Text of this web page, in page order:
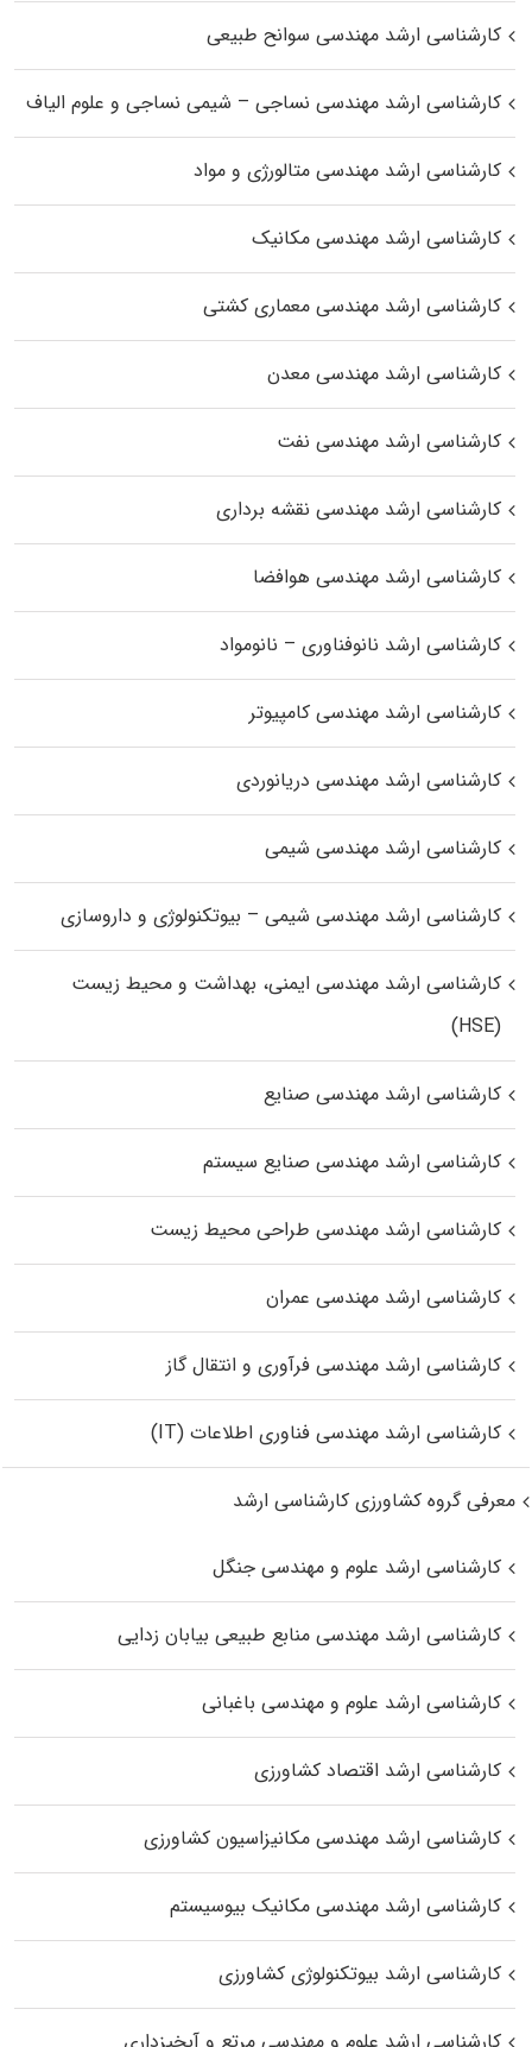
کارشناسی ارشد مهندسی سوانح طبیعی
کارشناسی ارشد مهندسی نساجی – شیمی نساجی و علوم الیاف
کارشناسی ارشد مهندسی متالورژی و مواد
کارشناسی ارشد مهندسی مکانیک
کارشناسی ارشد مهندسی معماری کشتی
کارشناسی ارشد مهندسی معدن
کارشناسی ارشد مهندسی نفت
کارشناسی ارشد مهندسی نقشه برداری
کارشناسی ارشد مهندسی هوافضا
کارشناسی ارشد نانوفناوری – نانومواد
کارشناسی ارشد مهندسی کامپیوتر
کارشناسی ارشد مهندسی دریانوردی
کارشناسی ارشد مهندسی شیمی
کارشناسی ارشد مهندسی شیمی – بیوتکنولوژی و داروسازی
کارشناسی ارشد مهندسی ایمنی، بهداشت و محیط زیست
(HSE)
کارشناسی ارشد مهندسی صنایع
کارشناسی ارشد مهندسی صنایع سیستم
کارشناسی ارشد مهندسی طراحی محیط زیست
کارشناسی ارشد مهندسی عمران
کارشناسی ارشد مهندسی فرآوری و انتقال گاز
کارشناسی ارشد مهندسی فناوری اطلاعات (IT)
معرفی گروه کشاورزی کارشناسی ارشد
کارشناسی ارشد علوم و مهندسی جنگل
کارشناسی ارشد مهندسی منابع طبیعی بیابان زدایی
کارشناسی ارشد علوم و مهندسی باغبانی
کارشناسی ارشد اقتصاد کشاورزی
کارشناسی ارشد مهندسی مکانیزاسیون کشاورزی
کارشناسی ارشد مهندسی مکانیک بیوسیستم
کارشناسی ارشد بیوتکنولوژی کشاورزی